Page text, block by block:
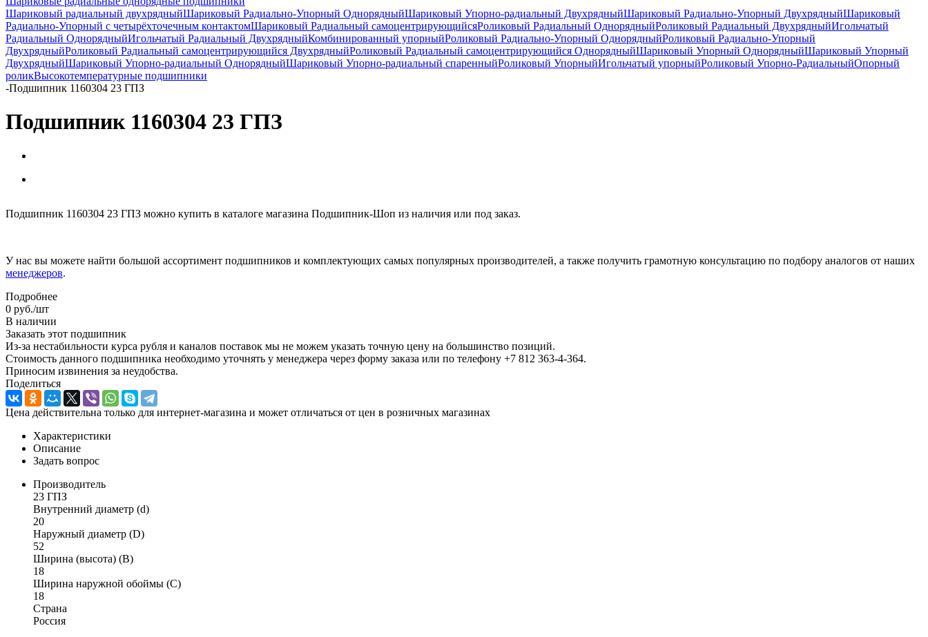
Шариковый радиальный двухрядныйШариковый Радиально-Упорный ОднорядныйШариковый Упорно-радиальный ДвухрядныйШариковый Радиально-Упорный ДвухрядныйШариковый
Радиально-Упорный с четырёхточечным контактомШариковый Радиальный самоцентрирующийсяРоликовый Радиальный ОднорядныйРоликовый Радиальный ДвухрядныйИгольчатый
Радиальный ОднорядныйИгольчатый Радиальный ДвухрядныйКомбинированный упорныйРоликовый Радиально-Упорный ОднорядныйРоликовый Радиально-Упорный
ДвухрядныйРоликовый Радиальный самоцентрирующийся ДвухрядныйРоликовый Радиальный самоцентрирующийся ОднорядныйШариковый Упорный ОднорядныйШариковый Упорный
ДвухрядныйШариковый Упорно-радиальный ОднорядныйШариковый Упорно-радиальный спаренныйРоликовый УпорныйИгольчатый упорныйРоликовый Упорно-РадиальныйОпорный
роликВысокотемпературные подшипники
-Подшипник 1160304 23 ГПЗ
Подшипник 1160304 23 ГПЗ
Подшипник 1160304 23 ГПЗ можно купить в каталоге магазина Подшипник-Шоп из наличия или под заказ.
У нас вы можете найти большой ассортимент подшипников и комплектующих самых популярных производителей, а также получить грамотную консультацию по подбору аналогов от наших
менеджеров.
Подробнее
0 руб./шт
В наличии
Заказать этот подшипник
Из-за нестабильности курса рубля и каналов поставок мы не можем указать точную цену на большинство позиций.
Стоимость данного подшипника необходимо уточнять у менеджера через форму заказа или по телефону +7 812 363-4-364.
Приносим извинения за неудобства.
Поделиться
Цена действительна только для интернет-магазина и может отличаться от цен в розничных магазинах
Характеристики
Описание
Задать вопрос
Производитель
23 ГПЗ
Внутренний диаметр (d)
20
Наружный диаметр (D)
52
Ширина (высота) (B)
18
Ширина наружной обоймы (C)
18
Страна
Россия